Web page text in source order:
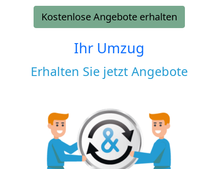
Kostenlose Angebote erhalten
Ihr Umzug
Erhalten Sie jetzt Angebote